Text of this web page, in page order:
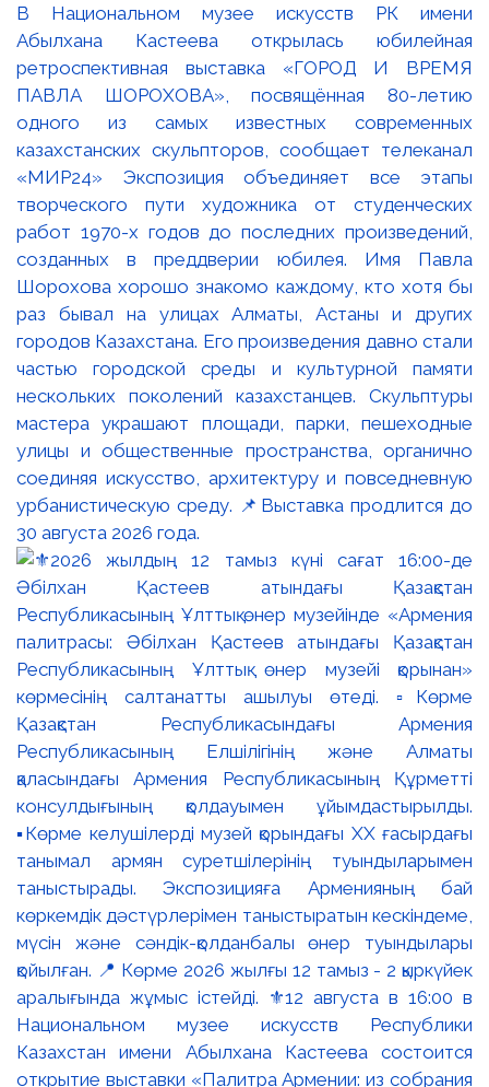
В Национальном музее искусств РК имени
Абылхана Кастеева открылась юбилейная
ретроспективная выставка «ГОРОД И ВРЕМЯ
ПАВЛА ШОРОХОВА», посвящённая 80-летию
одного из самых известных современных
казахстанских скульпторов, сообщает телеканал
«МИР24» Экспозиция объединяет все этапы
творческого пути художника от студенческих
работ 1970-х годов до последних произведений,
созданных в преддверии юбилея. Имя Павла
Шорохова хорошо знакомо каждому, кто хотя бы
раз бывал на улицах Алматы, Астаны и других
городов Казахстана. Его произведения давно стали
частью городской среды и культурной памяти
нескольких поколений казахстанцев. Скульптуры
мастера украшают площади, парки, пешеходные
улицы и общественные пространства, органично
соединяя искусство, архитектуру и повседневную
урбанистическую среду. 📌Выставка продлится до
30 августа 2026 года.